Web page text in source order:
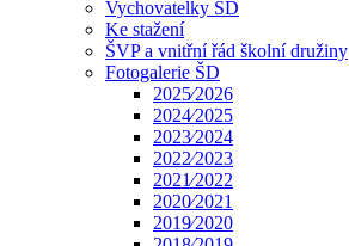
Vychovatelky ŠD
Ke stažení
ŠVP a vnitřní řád školní družiny
Fotogalerie ŠD
2025⁄2026
2024⁄2025
2023⁄2024
2022⁄2023
2021⁄2022
2020⁄2021
2019⁄2020